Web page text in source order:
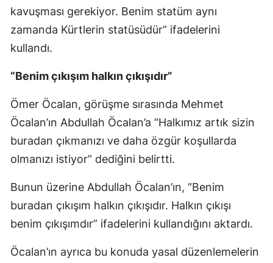
kavuşması gerekiyor. Benim statüm aynı
zamanda Kürtlerin statüsüdür” ifadelerini
kullandı.
“Benim çıkışım halkın çıkışıdır”
Ömer Öcalan, görüşme sırasında Mehmet
Öcalan’ın Abdullah Öcalan’a “Halkımız artık sizin
buradan çıkmanızı ve daha özgür koşullarda
olmanızı istiyor” dediğini belirtti.
Bunun üzerine Abdullah Öcalan’ın, “Benim
buradan çıkışım halkın çıkışıdır. Halkın çıkışı
benim çıkışımdır” ifadelerini kullandığını aktardı.
Öcalan’ın ayrıca bu konuda yasal düzenlemelerin